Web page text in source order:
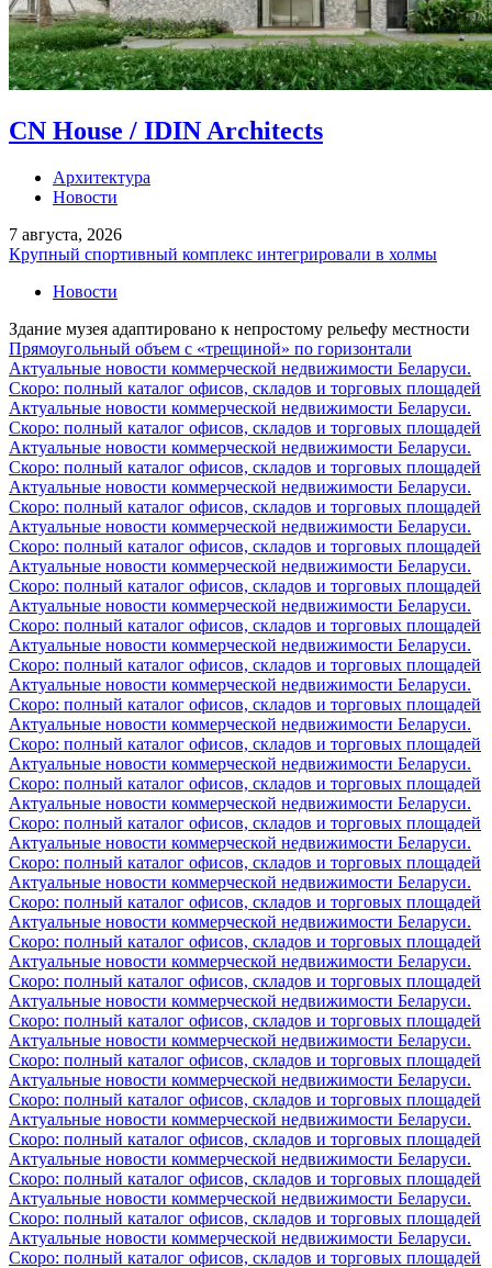
CN House / IDIN Architects
Архитектура
Новости
7 августа, 2026
Крупный спортивный комплекс интегрировали в холмы
Новости
Здание музея адаптировано к непростому рельефу местности
Прямоугольный объем с «трещиной» по горизонтали
Актуальные новости коммерческой недвижимости Беларуси.
Скоро: полный каталог офисов, складов и торговых площадей
Актуальные новости коммерческой недвижимости Беларуси.
Скоро: полный каталог офисов, складов и торговых площадей
Актуальные новости коммерческой недвижимости Беларуси.
Скоро: полный каталог офисов, складов и торговых площадей
Актуальные новости коммерческой недвижимости Беларуси.
Скоро: полный каталог офисов, складов и торговых площадей
Актуальные новости коммерческой недвижимости Беларуси.
Скоро: полный каталог офисов, складов и торговых площадей
Актуальные новости коммерческой недвижимости Беларуси.
Скоро: полный каталог офисов, складов и торговых площадей
Актуальные новости коммерческой недвижимости Беларуси.
Скоро: полный каталог офисов, складов и торговых площадей
Актуальные новости коммерческой недвижимости Беларуси.
Скоро: полный каталог офисов, складов и торговых площадей
Актуальные новости коммерческой недвижимости Беларуси.
Скоро: полный каталог офисов, складов и торговых площадей
Актуальные новости коммерческой недвижимости Беларуси.
Скоро: полный каталог офисов, складов и торговых площадей
Актуальные новости коммерческой недвижимости Беларуси.
Скоро: полный каталог офисов, складов и торговых площадей
Актуальные новости коммерческой недвижимости Беларуси.
Скоро: полный каталог офисов, складов и торговых площадей
Актуальные новости коммерческой недвижимости Беларуси.
Скоро: полный каталог офисов, складов и торговых площадей
Актуальные новости коммерческой недвижимости Беларуси.
Скоро: полный каталог офисов, складов и торговых площадей
Актуальные новости коммерческой недвижимости Беларуси.
Скоро: полный каталог офисов, складов и торговых площадей
Актуальные новости коммерческой недвижимости Беларуси.
Скоро: полный каталог офисов, складов и торговых площадей
Актуальные новости коммерческой недвижимости Беларуси.
Скоро: полный каталог офисов, складов и торговых площадей
Актуальные новости коммерческой недвижимости Беларуси.
Скоро: полный каталог офисов, складов и торговых площадей
Актуальные новости коммерческой недвижимости Беларуси.
Скоро: полный каталог офисов, складов и торговых площадей
Актуальные новости коммерческой недвижимости Беларуси.
Скоро: полный каталог офисов, складов и торговых площадей
Актуальные новости коммерческой недвижимости Беларуси.
Скоро: полный каталог офисов, складов и торговых площадей
Актуальные новости коммерческой недвижимости Беларуси.
Скоро: полный каталог офисов, складов и торговых площадей
Актуальные новости коммерческой недвижимости Беларуси.
Скоро: полный каталог офисов, складов и торговых площадей